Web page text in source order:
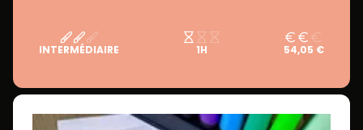
INTERMÉDIAIRE 1H 54,05 €